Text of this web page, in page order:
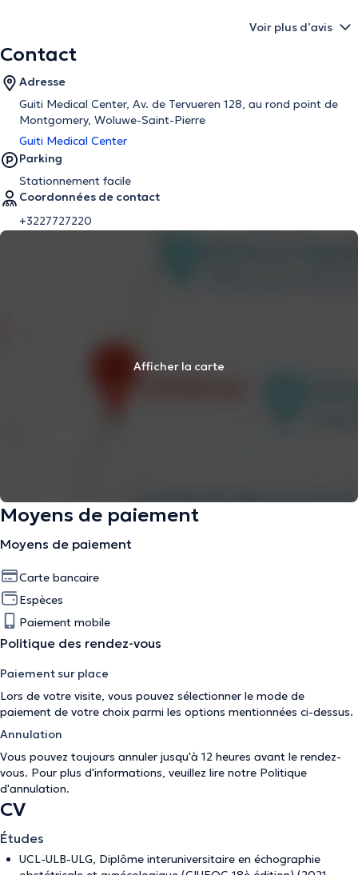
Voir plus d’avis
Contact
Adresse
Guiti Medical Center, Av. de Tervueren 128, au rond point de
Montgomery, Woluwe-Saint-Pierre
Guiti Medical Center
Parking
Stationnement facile
Coordonnées de contact
+3227727220
Afficher la carte
Moyens de paiement
Moyens de paiement
Carte bancaire
Espèces
Paiement mobile
Politique des rendez-vous
Paiement sur place
Lors de votre visite, vous pouvez sélectionner le mode de
paiement de votre choix parmi les options mentionnées ci-dessus.
Annulation
Vous pouvez toujours annuler jusqu'à 12 heures avant le rendez-
vous. Pour plus d'informations, veuillez lire notre Politique
d'annulation.
CV
Études
UCL-ULB-ULG, Diplôme interuniversitaire en échographie